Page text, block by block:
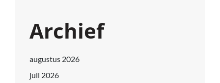
Archief
augustus 2026
juli 2026